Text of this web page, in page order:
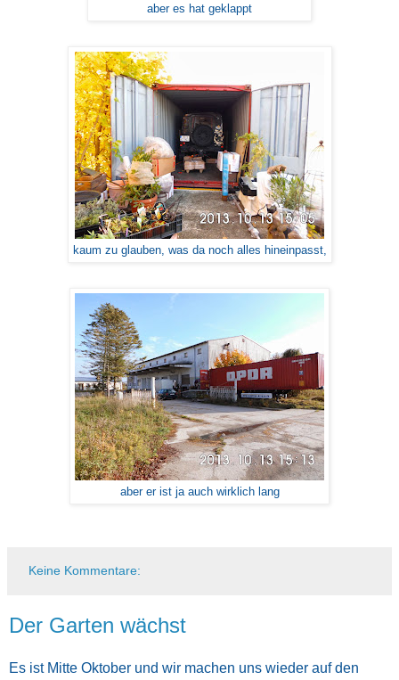
aber es hat geklappt
kaum zu glauben, was da noch alles hineinpasst,
aber er ist ja auch wirklich lang
Keine Kommentare:
Der Garten wächst
Es ist Mitte Oktober und wir machen uns wieder auf den